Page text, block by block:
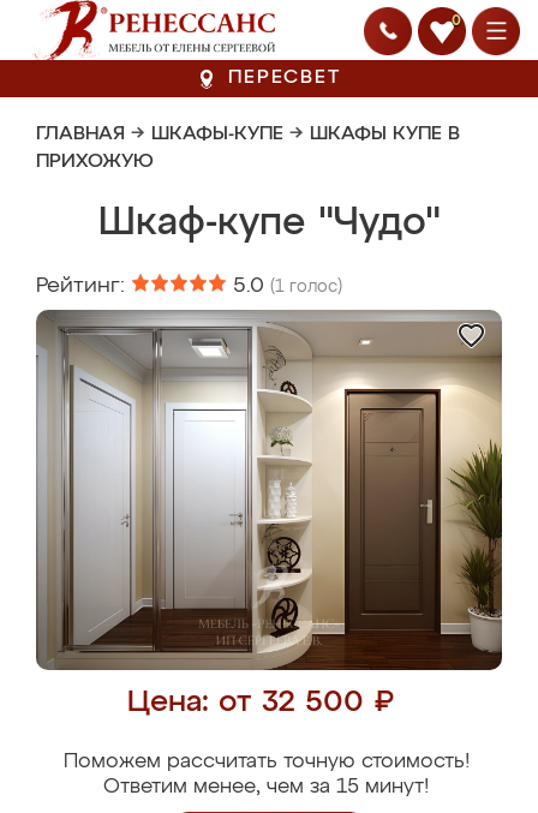
0
ПЕРЕСВЕТ
ГЛАВНАЯ → ШКАФЫ-КУПЕ → ШКАФЫ КУПЕ В
ПРИХОЖУЮ
Шкаф-купе "Чудо"
Рейтинг: 5.0 (1 голос)
Цена: от 32 500 ₽
Поможем рассчитать точную стоимость!
Ответим менее, чем за 15 минут!